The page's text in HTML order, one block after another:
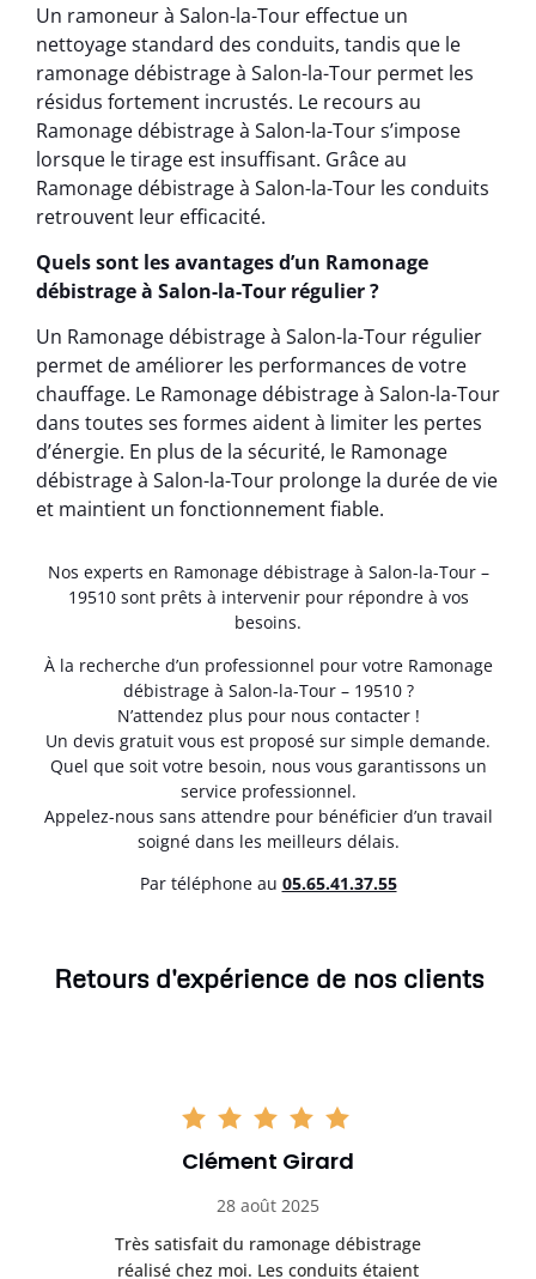
Un ramoneur à Salon-la-Tour effectue un
nettoyage standard des conduits, tandis que le
ramonage débistrage à Salon-la-Tour permet les
résidus fortement incrustés. Le recours au
Ramonage débistrage à Salon-la-Tour s’impose
lorsque le tirage est insuffisant. Grâce au
Ramonage débistrage à Salon-la-Tour les conduits
retrouvent leur efficacité.
Quels sont les avantages d’un Ramonage
débistrage à Salon-la-Tour régulier ?
Un Ramonage débistrage à Salon-la-Tour régulier
permet de améliorer les performances de votre
chauffage. Le Ramonage débistrage à Salon-la-Tour
dans toutes ses formes aident à limiter les pertes
d’énergie. En plus de la sécurité, le Ramonage
débistrage à Salon-la-Tour prolonge la durée de vie
et maintient un fonctionnement fiable.
Nos experts en Ramonage débistrage à Salon-la-Tour –
19510 sont prêts à intervenir pour répondre à vos
besoins.
À la recherche d’un professionnel pour votre Ramonage
débistrage à Salon-la-Tour – 19510 ?
N’attendez plus pour nous contacter !
Un devis gratuit vous est proposé sur simple demande.
Quel que soit votre besoin, nous vous garantissons un
service professionnel.
Appelez-nous sans attendre pour bénéficier d’un travail
soigné dans les meilleurs délais.
Par téléphone au 05.65.41.37.55
Retours d'expérience de nos clients
Clément Girard
28 août 2025
Très satisfait du ramonage débistrage
réalisé chez moi. Les conduits étaient